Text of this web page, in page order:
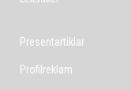
Presentartiklar
Profilreklam